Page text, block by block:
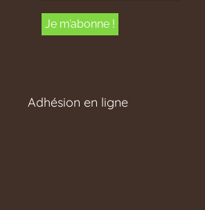
Adhésion en ligne